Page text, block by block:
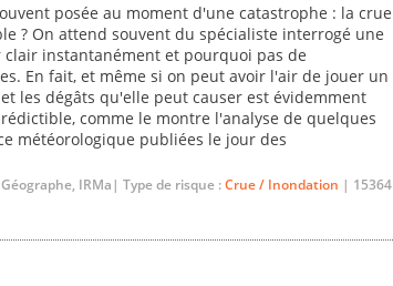
posée au moment d'une catastrophe : la crue
? On attend souvent du spécialiste interrogé une
instantanément et pourquoi pas de
En fait, et même si on peut avoir l'air de jouer un
les dégâts qu'elle peut causer est évidemment
comme le montre l'analyse de quelques
météorologique publiées le jour des
IRMa| Type de risque :Crue / Inondation | 15364